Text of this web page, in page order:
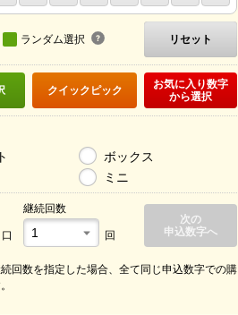
ランダム選択 リセット
クイックピック
お気に入り数字
から選択
ボックス
ミニ
口
継続回数
回
次の
申込数字へ
回数を指定した場合、全て同じ申込数字での購